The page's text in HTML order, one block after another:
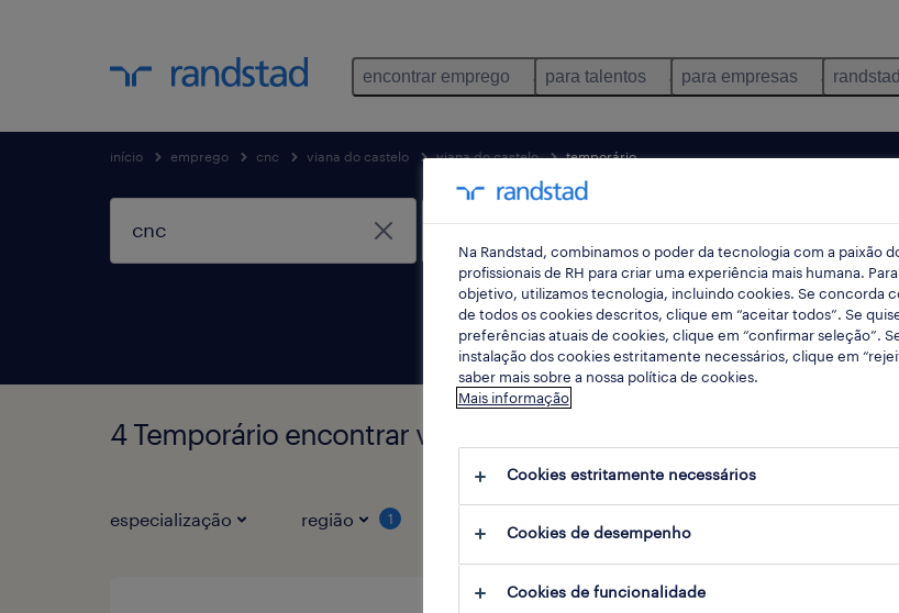
encontrar emprego para talentos para empresas
início emprego cnc viana do castelo viana do castelo temporário
4 Temporário encontrar viana do castelo, Viana do Castelo
especialização região 1
Na Randstad, combinamos o poder da tecnologia com a paixão
profissionais de RH para criar uma experiência mais humana.
objetivo, utilizamos tecnologia, incluindo cookies. Se concorda
de todos os cookies descritos, clique em “aceitar todos”. Se
preferências atuais de cookies, clique em “confirmar seleção”.
instalação dos cookies estritamente necessários, clique em
saber mais sobre a nossa política de cookies.
Mais informação
Cookies estritamente necessários
Cookies de desempenho
Cookies de funcionalidade